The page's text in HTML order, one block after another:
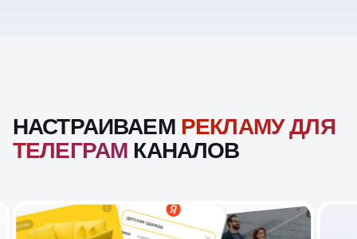
НАСТРАИВАЕМРЕКЛАМУ ДЛЯ